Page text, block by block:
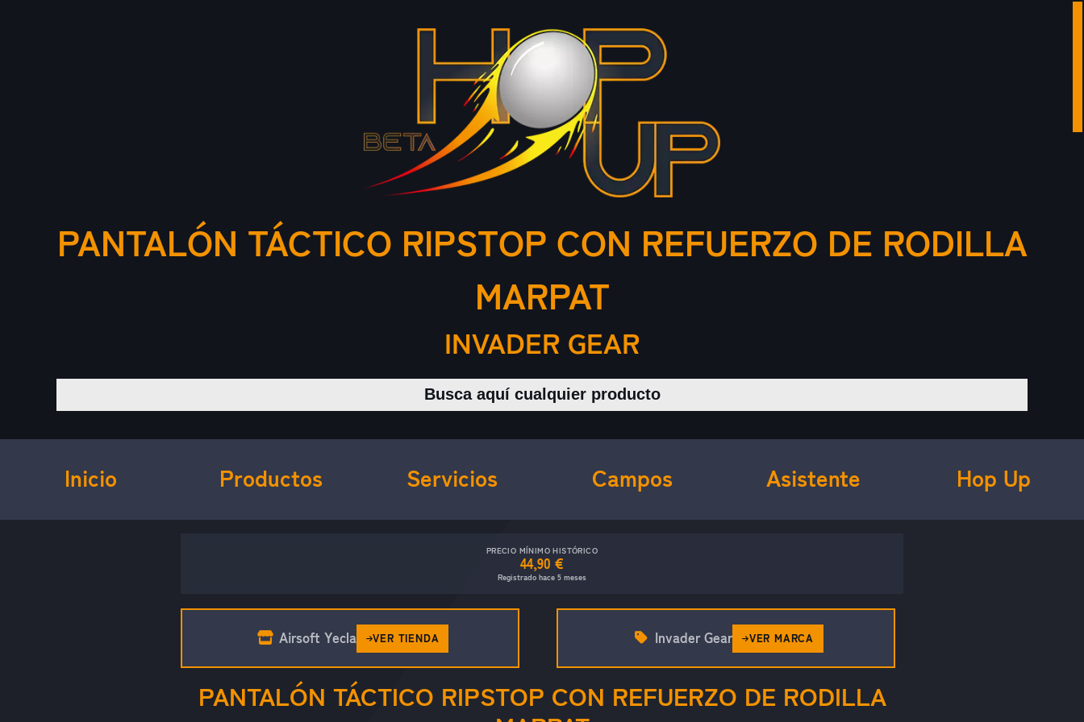
PANTALÓN TÁCTICO RIPSTOP CON REFUERZO DE RODILLA
MARPAT
INVADER GEAR
Buscar productos
Inicio Productos Servicios Campos Asistente Hop Up
PRECIO MÍNIMO HISTÓRICO
44,90 €
Registrado hace 5 meses
Airsoft Yecla VER TIENDA
PANTALÓN TÁCTICO RIPSTOP CON REFUERZO DE RODILLA
Invader Gear VER MARCA